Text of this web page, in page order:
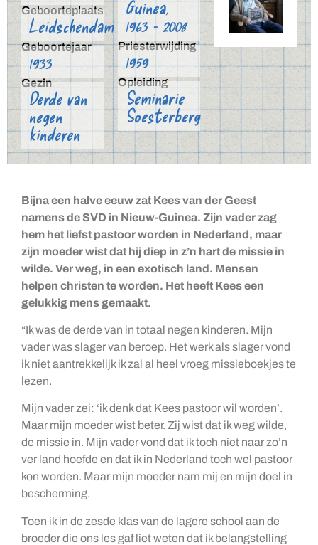
Geboorteplaats
Leidschendam
Geboortejaar
1933
Gezin
Derde van
negen
kinderen
Guinea,
1963 - 2008
Priesterwijding
1959
Opleiding
Seminarie
Soesterberg
Bijna een halve eeuw zat Kees van der Geest
namens de SVD in Nieuw-Guinea. Zijn vader zag
hem het liefst pastoor worden in Nederland, maar
zijn moeder wist dat hij diep in z’n hart de missie in
wilde. Ver weg, in een exotisch land. Mensen
helpen christen te worden. Het heeft Kees een
gelukkig mens gemaakt.
“Ik was de derde van in totaal negen kinderen. Mijn
vader was slager van beroep. Het werk als slager vond
ik niet aantrekkelijk ik zal al heel vroeg missieboekjes te
lezen.
Mijn vader zei: ‘ik denk dat Kees pastoor wil worden’.
Maar mijn moeder wist beter. Zij wist dat ik weg wilde,
de missie in. Mijn vader vond dat ik toch niet naar zo’n
ver land hoefde en dat ik in Nederland toch wel pastoor
kon worden. Maar mijn moeder nam mij en mijn doel in
bescherming.
Toen ik in de zesde klas van de lagere school aan de
broeder die ons les gaf liet weten dat ik belangstelling